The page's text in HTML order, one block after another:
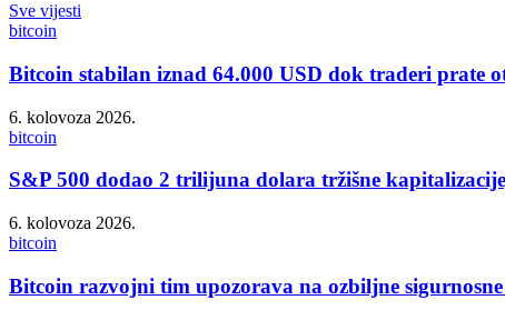
Sve vijesti
bitcoin
Bitcoin stabilan iznad 64.000 USD dok traderi prate
6. kolovoza 2026.
bitcoin
S&P 500 dodao 2 trilijuna dolara tržišne
6. kolovoza 2026.
bitcoin
Bitcoin razvojni tim upozorava na ozbiljne sigurnosne